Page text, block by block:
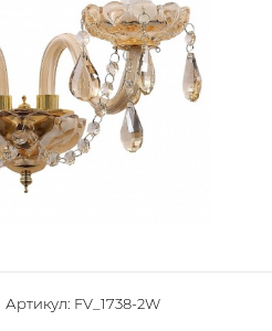
Артикул: FV_1738-2W